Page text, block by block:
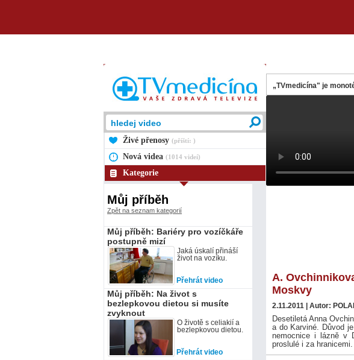
„TVmedicína" je
A.
Moskvy
2.11.2011 | Autor:
Desetiletá Anna
a do Karviné. Důvod
nemocnice i lázně v
proslulé i za hranicemi.
Živé přenosy (příští: )
Nová videa (1014 videí)
Kategorie
Můj příběh
Zpět na seznam kategorií
Můj příběh: Bariéry pro vozíčkáře
postupně mizí
Jaká úskalí přináší
život na vozíku.
Přehrát video
Můj příběh: Na život s
bezlepkovou dietou si musíte
zvyknout
O životě s celiakií a
bezlepkovou dietou.
Přehrát video